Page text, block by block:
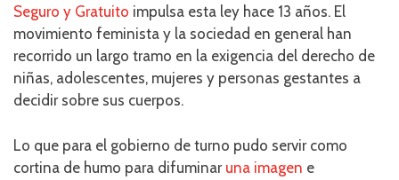
Seguro y Gratuito impulsa esta ley hace 13 años. El
movimiento feminista y la sociedad en general han
recorrido un largo tramo en la exigencia del derecho de
niñas, adolescentes, mujeres y personas gestantes a
decidir sobre sus cuerpos.
Lo que para el gobierno de turno pudo servir como
cortina de humo para difuminar una imagen e